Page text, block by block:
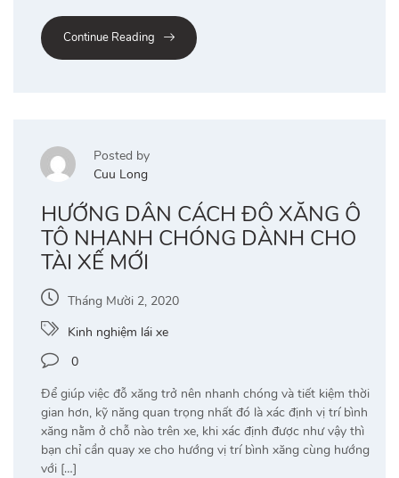
Continue Reading
Posted by
Cuu Long
HƯỚNG DẪN CÁCH ĐỖ XĂNG Ô
TÔ NHANH CHÓNG DÀNH CHO
TÀI XẾ MỚI
Tháng Mười 2, 2020
Kinh nghiệm lái xe
0
Để giúp việc đỗ xăng trở nên nhanh chóng và tiết kiệm thời
gian hơn, kỹ năng quan trọng nhất đó là xác định vị trí bình
xăng nằm ở chỗ nào trên xe, khi xác định được như vậy thì
bạn chỉ cần quay xe cho hướng vị trí bình xăng cùng hướng
với […]